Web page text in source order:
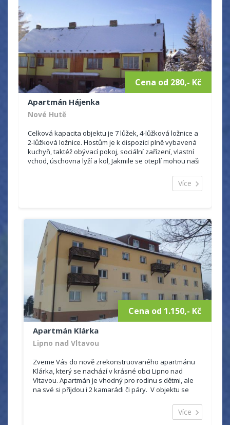
Cena od 280,- Kč
Apartmán Hájenka
Nové Hutě
Celková kapacita objektu je 7 lůžek, 4-lůžková ložnice a
2-lůžková ložnice. Hostům je k dispozici plně vybavená
kuchyň, taktéž obývací pokoj, sociální zařízení, vlastní
vchod, úschovna lyží a kol, Jakmile se oteplí mohou naši
Více
Cena od 1.150,- Kč
Apartmán Klárka
Lipno nad Vltavou
Zveme Vás do nově zrekonstruovaného apartmánu
Klárka, který se nachází v krásné obci Lipno nad
Vltavou. Apartmán je vhodný pro rodinu s dětmi, ale
na své si příjdou i 2 kamarádi či páry. V objektu se
Více